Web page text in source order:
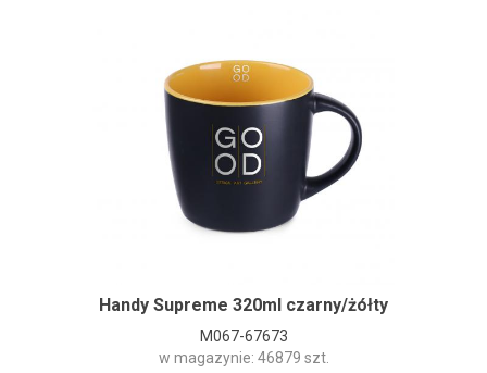
Handy Supreme 320ml czarny/żółty
M067-67673
w magazynie: 46879 szt.